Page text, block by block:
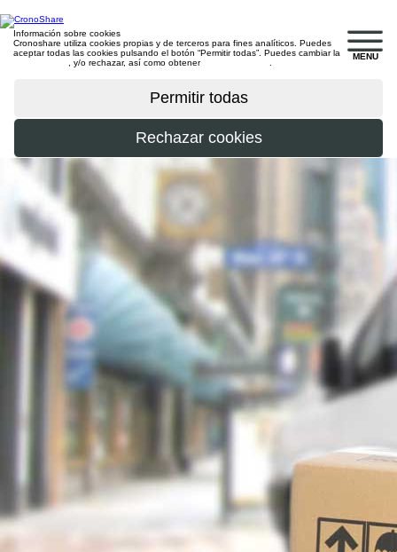
MENU
Información sobre cookies
Cronoshare utiliza cookies propias y de terceros para fines analíticos. Puedes
aceptar todas las cookies pulsando el botón “Permitir todas”. Puedes cambiar la
, y/o rechazar, así como obtener